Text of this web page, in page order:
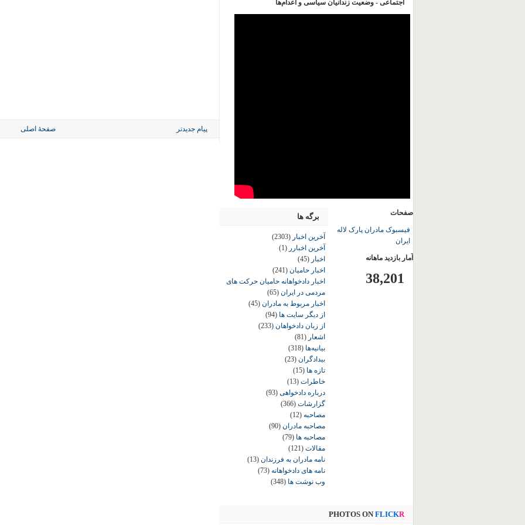
پیام جدیدتر صفحهٔ اصلی
اجتماعی - وضعیت زندانیان سیاسی و اعدام‌ها
برگه ها
آخرین اخبار (2303)
آخرین اخبارر (1)
اخبار (45)
اخبار حامیان (241)
اخبار دادخواهانه حامیان حرکت های
مردمی در ایران (65)
اخبار مربوط به مادران (45)
از دیگر سایت ها (94)
از زبان دادخواهان (233)
اشعار (81)
بیانیه‌ها (318)
بیدادگران (23)
تازه ها (15)
خاطرات (13)
درباره دادخواهی (93)
گزارشات (366)
مصاحبه (12)
مصاحبه مادران (90)
مصاحبه ها (79)
مقالات (121)
نامه مادران به فرزندان (13)
نامه های دادخواهانه (73)
وب نوشت ها (348)
صفحات
فیسبوک مادران پارک لاله
ایران
آمار بازدید ماهانه
38,201
PHOTOS ON FLICKR